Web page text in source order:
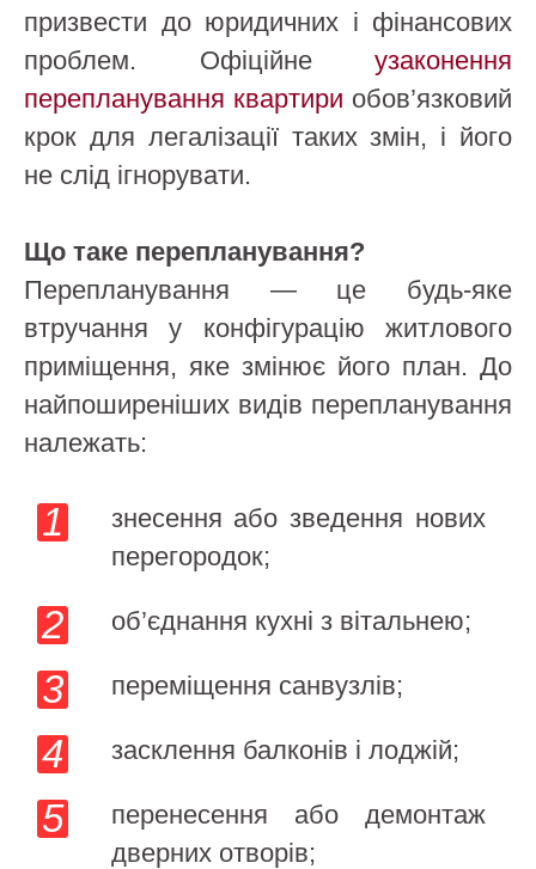
призвести до юридичних і фінансових
проблем. Офіційне узаконення
перепланування квартири обов’язковий
крок для легалізації таких змін, і його
не слід ігнорувати.
Що таке перепланування?
Перепланування — це будь-яке
втручання у конфігурацію житлового
приміщення, яке змінює його план. До
найпоширеніших видів перепланування
належать:
знесення або зведення нових
перегородок;
об’єднання кухні з вітальнею;
переміщення санвузлів;
засклення балконів і лоджій;
перенесення або демонтаж
дверних отворів;